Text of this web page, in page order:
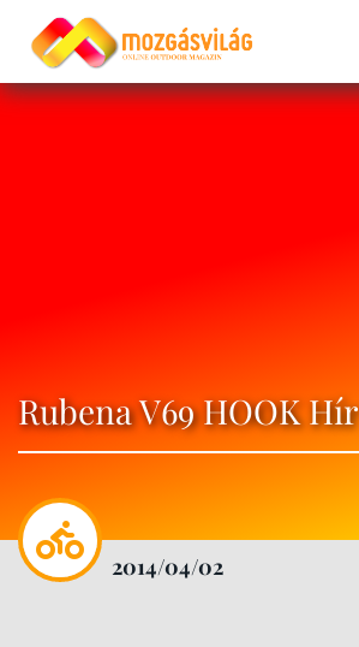
Rubena V69 HOOK Hír
2014/04/02